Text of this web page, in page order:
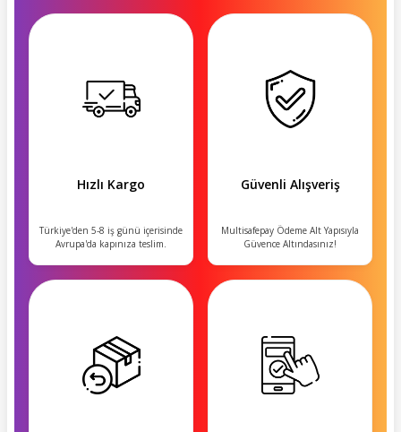
Hızlı Kargo
Türkiye'den 5-8 iş günü içerisinde
Avrupa'da kapınıza teslim.
Güvenli Alışveriş
Multisafepay Ödeme Alt Yapısıyla
Güvence Altındasınız!